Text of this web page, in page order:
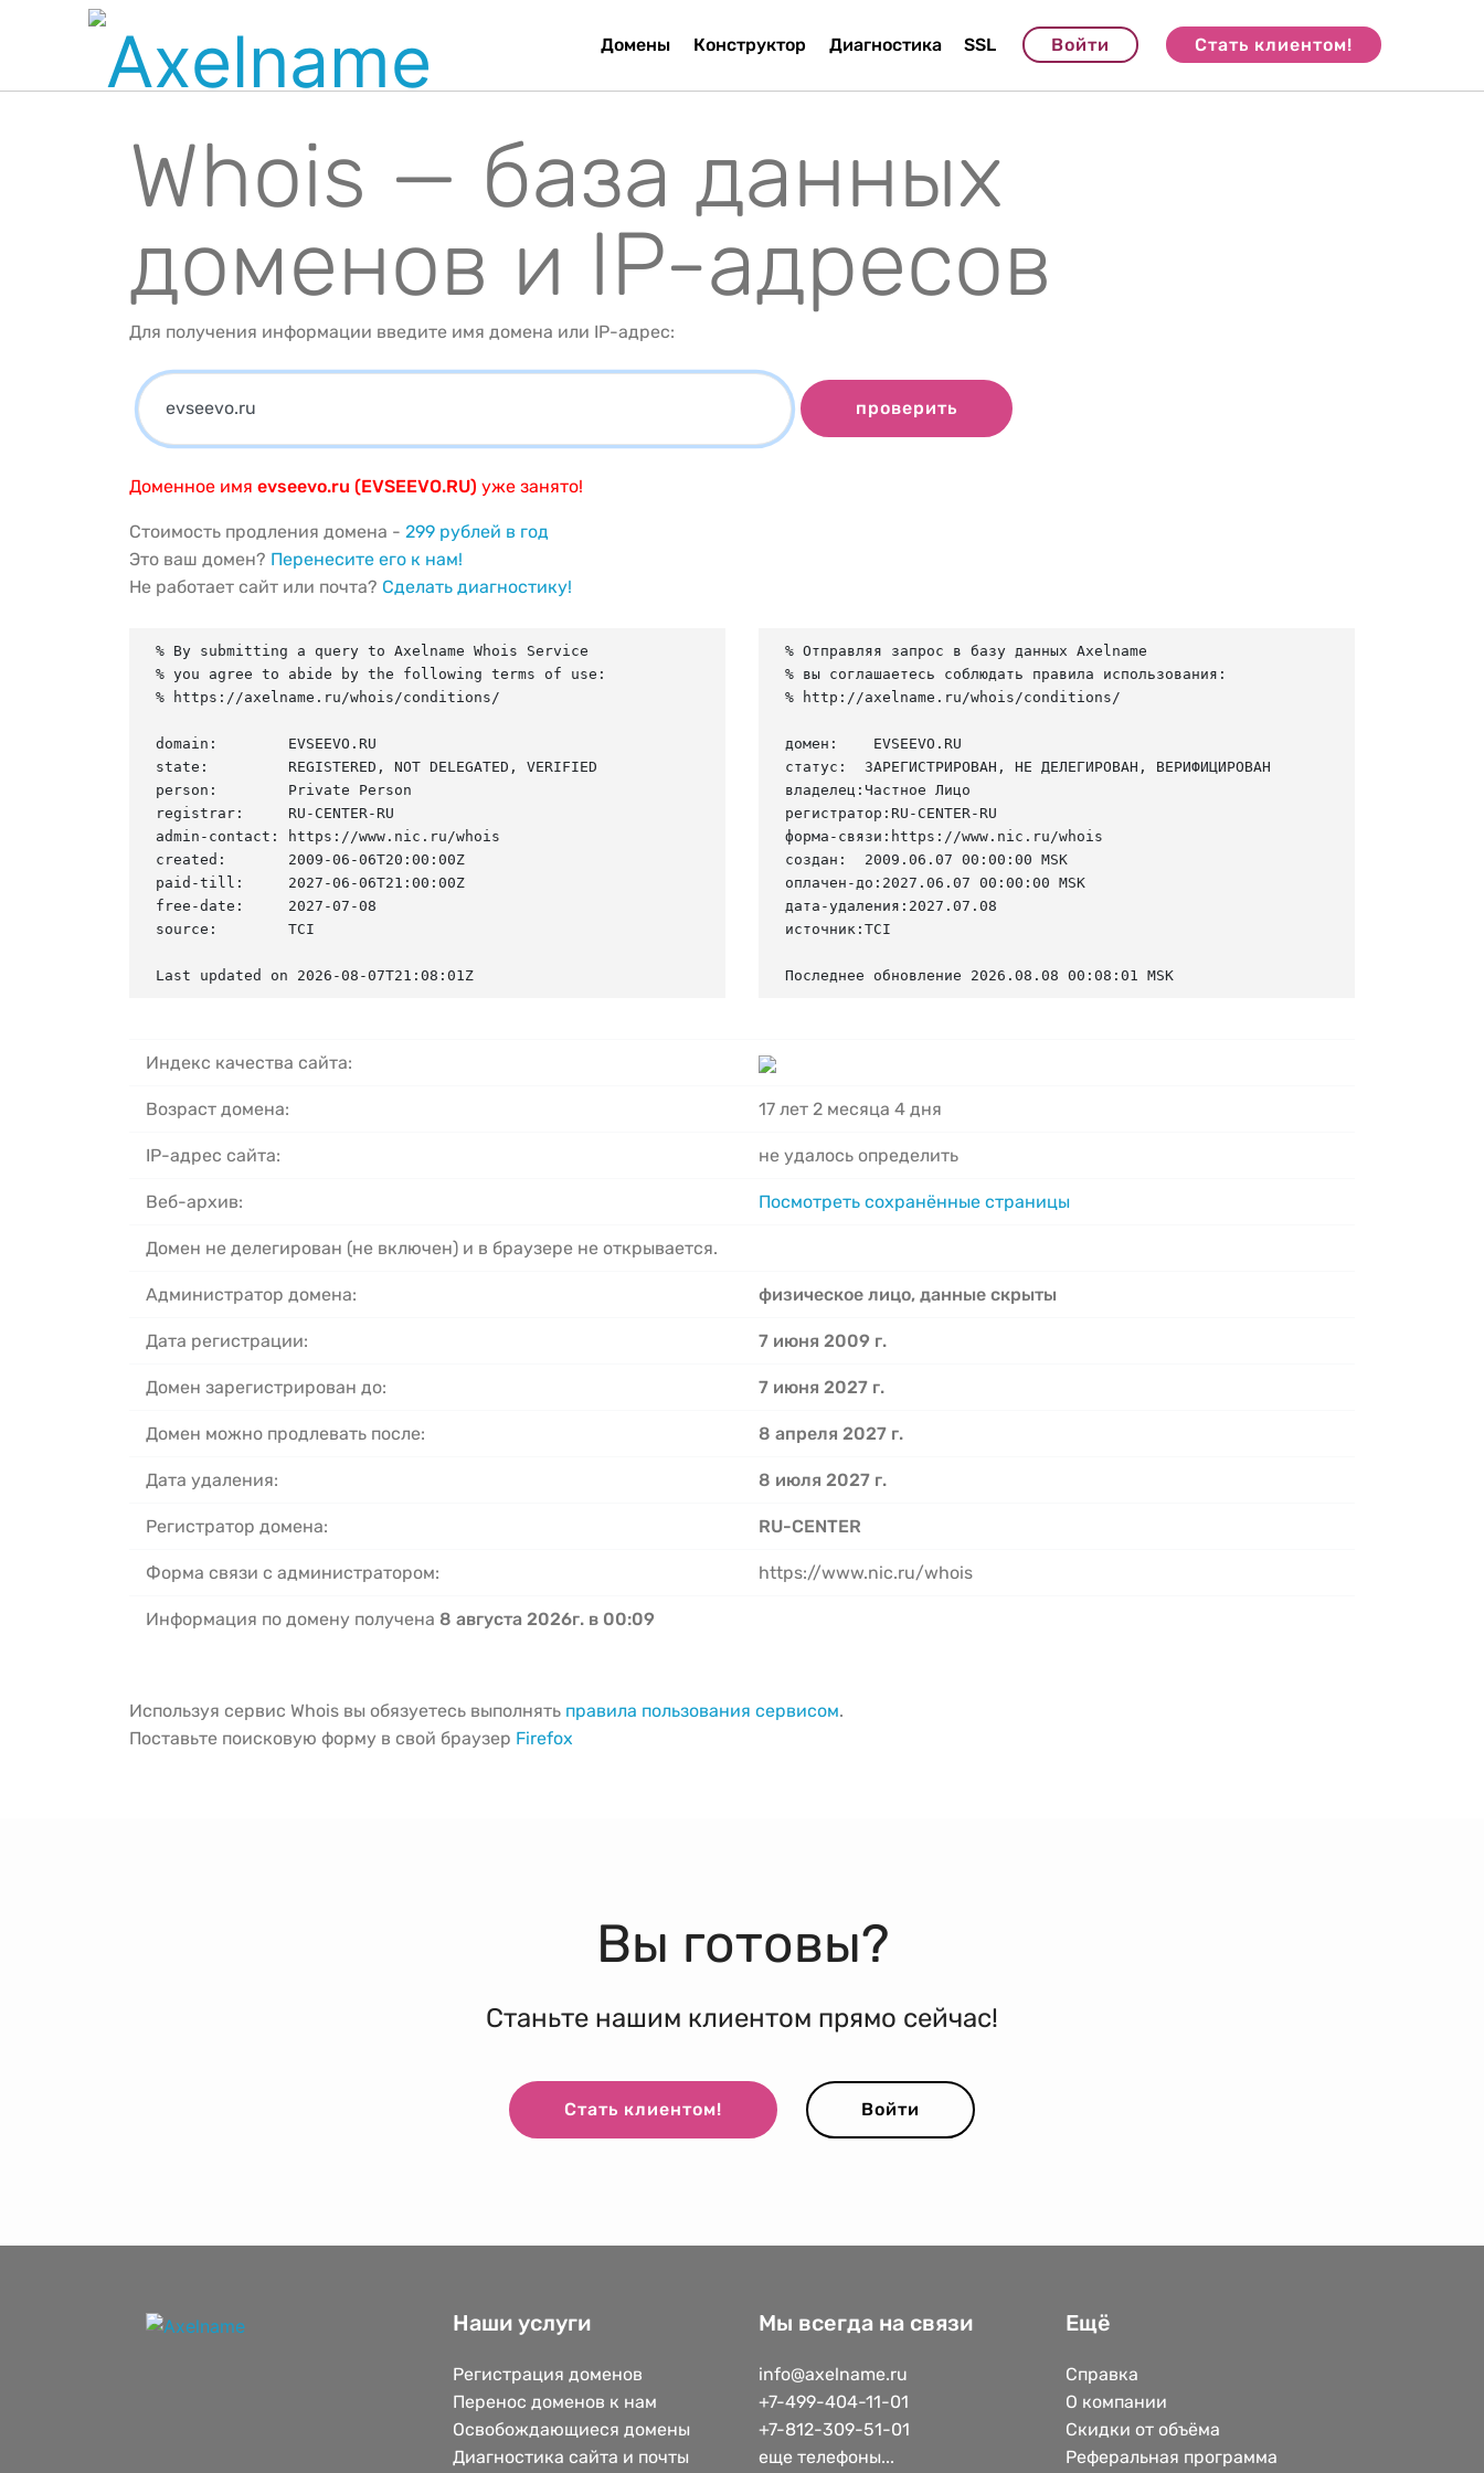
Домены Конструктор Диагностика SSL Войти Стать клиентом!
Whois — база данных
доменов и IP-адресов
Для получения информации введите имя домена или IP-адрес:
проверить
Доменное имя evseevo.ru (EVSEEVO.RU) уже занято!
Стоимость продления домена - 299 рублей в год
Это ваш домен? Перенесите его к нам!
Не работает сайт или почта? Сделать диагностику!
% By submitting a query to Axelname Whois Service
% you agree to abide by the following terms of use:
% https://axelname.ru/whois/conditions/
domain:        EVSEEVO.RU
state:         REGISTERED, NOT DELEGATED, VERIFIED
person:        Private Person
registrar:     RU-CENTER-RU
admin-contact: https://www.nic.ru/whois
created:       2009-06-06T20:00:00Z
paid-till:     2027-06-06T21:00:00Z
free-date:     2027-07-08
source:        TCI
Last updated on 2026-08-07T21:08:01Z
% Отправляя запрос в базу данных Axelname
% вы соглашаетесь соблюдать правила использования:
% http://axelname.ru/whois/conditions/
домен:    EVSEEVO.RU
статус:  ЗАРЕГИСТРИРОВАН, НЕ ДЕЛЕГИРОВАН, ВЕРИФИЦИРОВАН
владелец:Частное Лицо
регистратор:RU-CENTER-RU
форма-связи:https://www.nic.ru/whois
создан:  2009.06.07 00:00:00 MSK
оплачен-до:2027.06.07 00:00:00 MSK
дата-удаления:2027.07.08
источник:TCI
Последнее обновление 2026.08.08 00:08:01 MSK
Индекс качества сайта:
Возраст домена: 17 лет 2 месяца 4 дня
IP-адрес сайта: не удалось определить
Веб-архив: Посмотреть сохранённые страницы
Домен не делегирован (не включен) и в браузере не открывается.
Администратор домена: физическое лицо, данные скрыты
Дата регистрации: 7 июня 2009 г.
Домен зарегистрирован до: 7 июня 2027 г.
Домен можно продлевать после: 8 апреля 2027 г.
Дата удаления: 8 июля 2027 г.
Регистратор домена: RU-CENTER
Форма связи с администратором: https://www.nic.ru/whois
Информация по домену получена 8 августа 2026г. в 00:09
Используя сервис Whois вы обязуетесь выполнять правила пользования сервисом.
Поставьте поисковую форму в свой браузер Firefox
Вы готовы?
Станьте нашим клиентом прямо сейчас!
Стать клиентом! Войти
Наши услуги
Регистрация доменов
Перенос доменов к нам
Освобождающиеся домены
Диагностика сайта и почты
Мы всегда на связи
info@axelname.ru
+7-499-404-11-01
+7-812-309-51-01
еще телефоны...
Ещё
Справка
О компании
Скидки от объёма
Реферальная программа